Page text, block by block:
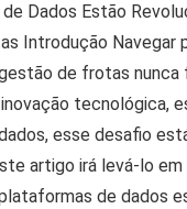
Dados Estão
Introdução Navegar
de frotas nunca
tecnológica,
esse desafio
artigo irá levá-lo em
de dados